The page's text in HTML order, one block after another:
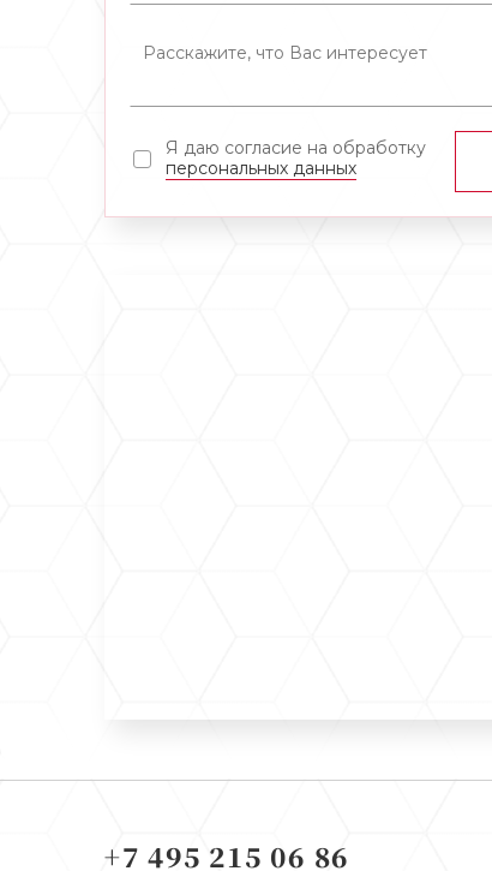
Я даю согласие на обработку
персональных данных
+7 495 215 06 86